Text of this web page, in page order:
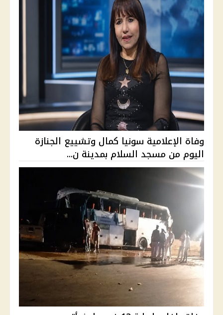
وفاة الإعلامية سونيا كمال وتشييع الجنازة
اليوم من مسجد السلام بمدينة ن...